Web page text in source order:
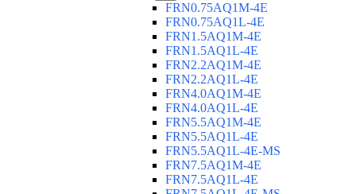
FRN0.75AQ1M-4E
FRN0.75AQ1L-4E
FRN1.5AQ1M-4E
FRN1.5AQ1L-4E
FRN2.2AQ1M-4E
FRN2.2AQ1L-4E
FRN4.0AQ1M-4E
FRN4.0AQ1L-4E
FRN5.5AQ1M-4E
FRN5.5AQ1L-4E
FRN5.5AQ1L-4E-MS
FRN7.5AQ1M-4E
FRN7.5AQ1L-4E